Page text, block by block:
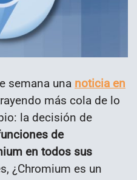
semana una noticia en
más cola de lo
la decisión de
de
en todos sus
¿Chromium es un